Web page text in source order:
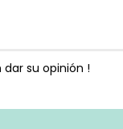
su opinión !